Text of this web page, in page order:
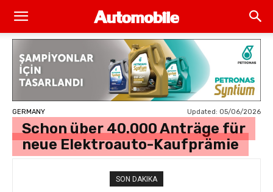
GERMANY Updated: 05/06/2026
Schon über 40.000 Anträge für
neue Elektroauto-Kaufprämie
SON DAKIKA